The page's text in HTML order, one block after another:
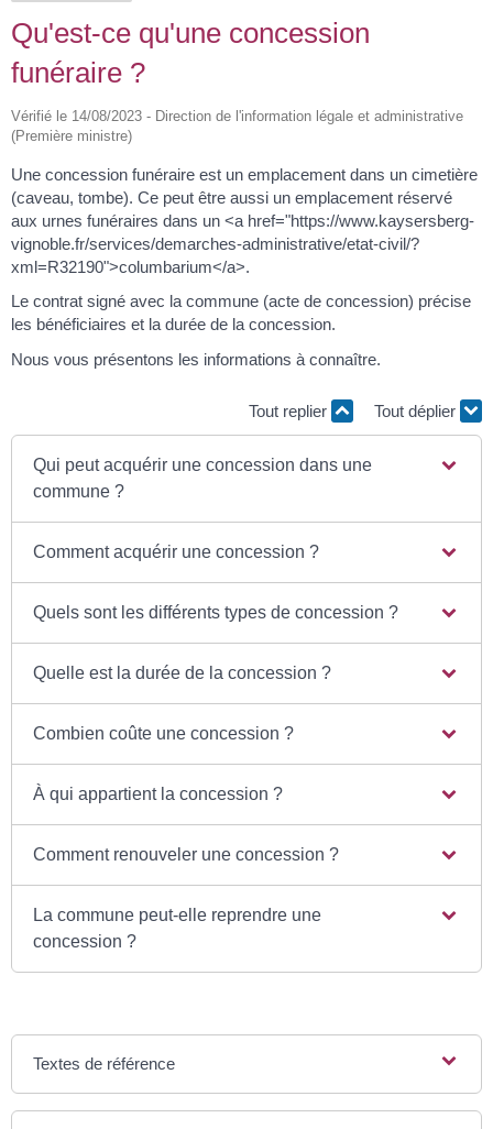
Qu'est-ce qu'une concession
funéraire ?
Vérifié le 14/08/2023 - Direction de l'information légale et administrative
(Première ministre)
Une concession funéraire est un emplacement dans un cimetière
(caveau, tombe). Ce peut être aussi un emplacement réservé
aux urnes funéraires dans un <a href="https://www.kaysersberg-
vignoble.fr/services/demarches-administrative/etat-civil/?
xml=R32190">columbarium</a>.
Le contrat signé avec la commune (acte de concession) précise
les bénéficiaires et la durée de la concession.
Nous vous présentons les informations à connaître.
Tout replier Tout déplier
Qui peut acquérir une concession dans une
commune ?
Comment acquérir une concession ?
Quels sont les différents types de concession ?
Quelle est la durée de la concession ?
Combien coûte une concession ?
À qui appartient la concession ?
Comment renouveler une concession ?
La commune peut-elle reprendre une
concession ?
Textes de référence